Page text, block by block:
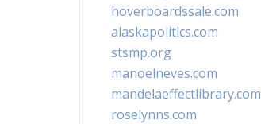
hoverboardssale.com
alaskapolitics.com
stsmp.org
manoelneves.com
mandelaeffectlibrary.com
roselynns.com